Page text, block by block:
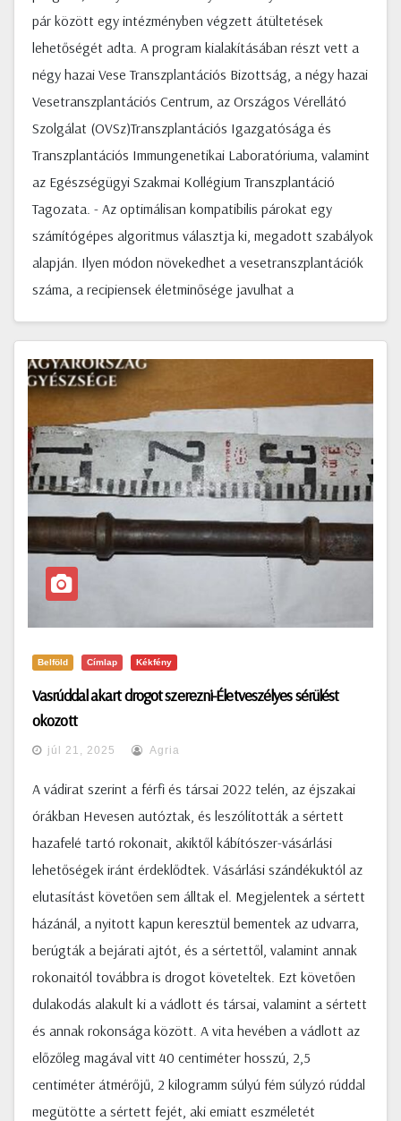
pár között egy intézményben végzett átültetések
lehetőségét adta. A program kialakításában részt vett a
négy hazai Vese Transzplantációs Bizottság, a négy hazai
Vesetranszplantációs Centrum, az Országos Vérellátó
Szolgálat (OVSz)Transzplantációs Igazgatósága és
Transzplantációs Immungenetikai Laboratóriuma, valamint
az Egészségügyi Szakmai Kollégium Transzplantáció
Tagozata. - Az optimálisan kompatibilis párokat egy
számítógépes algoritmus választja ki, megadott szabályok
alapján. Ilyen módon növekedhet a vesetranszplantációk
száma, a recipiensek életminősége javulhat a
Belföld Címlap Kékfény
Vasrúddal akart drogot szerezni-Életveszélyes sérülést
okozott
júl 21, 2025 Agria
A vádirat szerint a férfi és társai 2022 telén, az éjszakai
órákban Hevesen autóztak, és leszólították a sértett
hazafelé tartó rokonait, akiktől kábítószer-vásárlási
lehetőségek iránt érdeklődtek. Vásárlási szándékuktól az
elutasítást követően sem álltak el. Megjelentek a sértett
házánál, a nyitott kapun keresztül bementek az udvarra,
berúgták a bejárati ajtót, és a sértettől, valamint annak
rokonaitól továbbra is drogot követeltek. Ezt követően
dulakodás alakult ki a vádlott és társai, valamint a sértett
és annak rokonsága között. A vita hevében a vádlott az
előzőleg magával vitt 40 centiméter hosszú, 2,5
centiméter átmérőjű, 2 kilogramm súlyú fém súlyzó rúddal
megütötte a sértett fejét, aki emiatt eszméletét